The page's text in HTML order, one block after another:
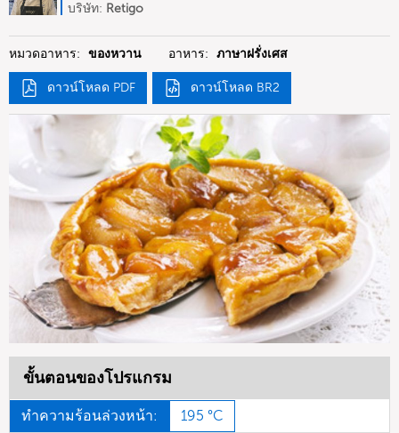
บริษัท: Retigo
หมวดอาหาร: ของหวาน อาหาร: ภาษาฝรั่งเศส
ดาวน์โหลด PDF ดาวน์โหลด BR2
ขั้นตอนของโปรแกรม
ทำความร้อนล่วงหน้า: 195 °C